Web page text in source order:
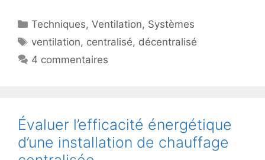
Catégories
Techniques,Ventilation, Systèmes
Étiquettes
ventilation, centralisé, décentralisé
4 commentaires
Évaluer l’efficacité énergétique
d’une installation de chauffage